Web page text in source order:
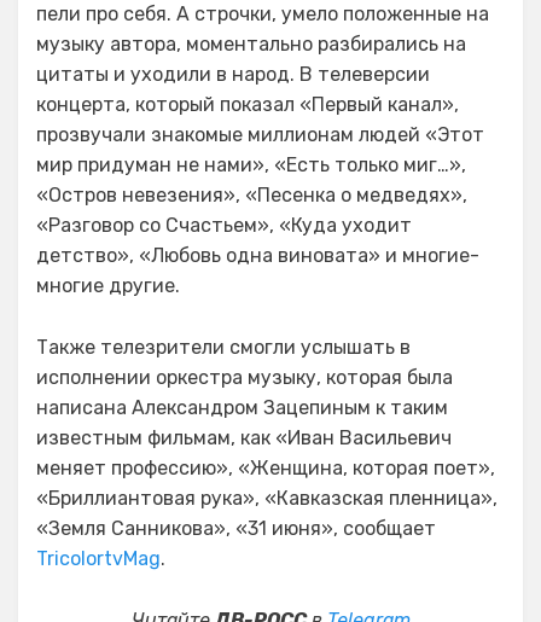
пели про себя. А строчки, умело положенные на
музыку автора, моментально разбирались на
цитаты и уходили в народ. В телеверсии
концерта, который показал «Первый канал»,
прозвучали знакомые миллионам людей «Этот
мир придуман не нами», «Есть только миг…»,
«Остров невезения», «Песенка о медведях»,
«Разговор со Счастьем», «Куда уходит
детство», «Любовь одна виновата» и многие-
многие другие.
Также телезрители смогли услышать в
исполнении оркестра музыку, которая была
написана Александром Зацепиным к таким
известным фильмам, как «Иван Васильевич
меняет профессию», «Женщина, которая поет»,
«Бриллиантовая рука», «Кавказская пленница»,
«Земля Санникова», «31 июня», сообщает
TricolortvMag.